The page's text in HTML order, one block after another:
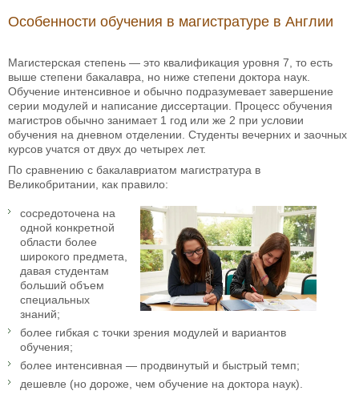
Особенности обучения в магистратуре в Англии
Магистерская степень — это квалификация уровня 7, то есть
выше степени бакалавра, но ниже степени доктора наук.
Обучение интенсивное и обычно подразумевает завершение
серии модулей и написание диссертации. Процесс обучения
магистров обычно занимает 1 год или же 2 при условии
обучения на дневном отделении. Студенты вечерних и заочных
курсов учатся от двух до четырех лет.
По сравнению с бакалавриатом магистратура в
Великобритании, как правило:
сосредоточена на
одной конкретной
области более
широкого предмета,
давая студентам
больший объем
специальных
знаний;
более гибкая с точки зрения модулей и вариантов
обучения;
более интенсивная — продвинутый и быстрый темп;
дешевле (но дороже, чем обучение на доктора наук).